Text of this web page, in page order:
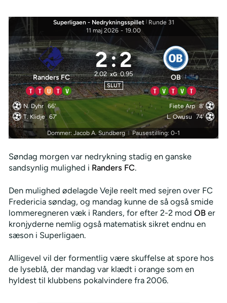
Superligaen - Nedrykningsspillet | Runde 31
11 maj 2026 - 19.00
Randers FC
T T U T V
2:2
2.02 xG 0.95
SLUT
OB
T V T V T
N. Dyhr 66'
T. Klidje 67'
Fiete Arp 8'
L. Owusu
74'
Dommer: Jacob A. Sundberg | Pausestilling: 0-1
Søndag morgen var nedrykning stadig en ganske
sandsynlig mulighed i Randers FC.
Den mulighed ødelagde Vejle reelt med sejren over FC
Fredericia søndag, og mandag kunne de så også smide
lommeregneren væk i Randers, for efter 2-2 mod OBer
kronjyderne nemlig også matematisk sikret endnu en
sæson i Superligaen.
Alligevel vil der formentlig være skuffelse at spore hos
de lyseblå, der mandag var klædt i orange som en
hyldest til klubbens pokalvindere fra 2006.